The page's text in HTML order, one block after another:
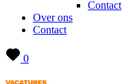
Contact
Over ons
Contact
0